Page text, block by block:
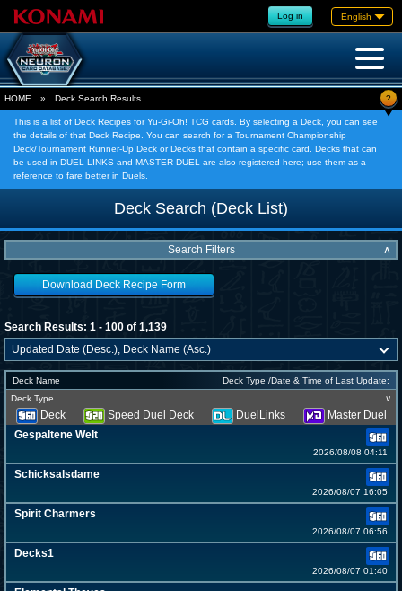
Log in English
HOME » Deck Search Results ?
This is a list of Deck Recipes for Yu-Gi-Oh! TCG cards. By selecting a Deck, you can see
the details of that Deck Recipe. You can search for a Tournament Championship
Deck/Tournament Runner-Up Deck or Decks that contain a specific card. Decks that can
be used in DUEL LINKS and MASTER DUEL are also registered here; use them as a
reference to fare better in Duels.
Deck Search (Deck List)
Search Filters ∧
Download Deck Recipe Form
Search Results: 1 - 100 of 1,139
Deck Name
Deck Type /Date & Time of Last Update:
Deck Type
∨
Deck Speed Duel Deck DuelLinks
Master Duel
Gespaltene Welt
2026/08/08 04:11
Schicksalsdame
2026/08/07 16:05
Spirit Charmers
2026/08/07 06:56
Decks1
2026/08/07 01:40